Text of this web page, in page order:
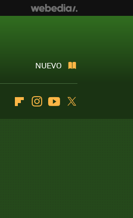
NUEVO
FlipboardInstagramYoutube